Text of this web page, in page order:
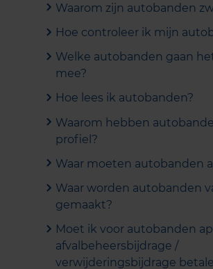
Waarom zijn autobanden
Hoe controleer ik mijn
Welke autobanden gaan
mee?
Hoe lees ik autobanden?
Waarom hebben
profiel?
Waar moeten autobanden
Waar worden autobanden
gemaakt?
Moet ik voor autobanden
afvalbeheersbijdrage /
verwijderingsbijdrage